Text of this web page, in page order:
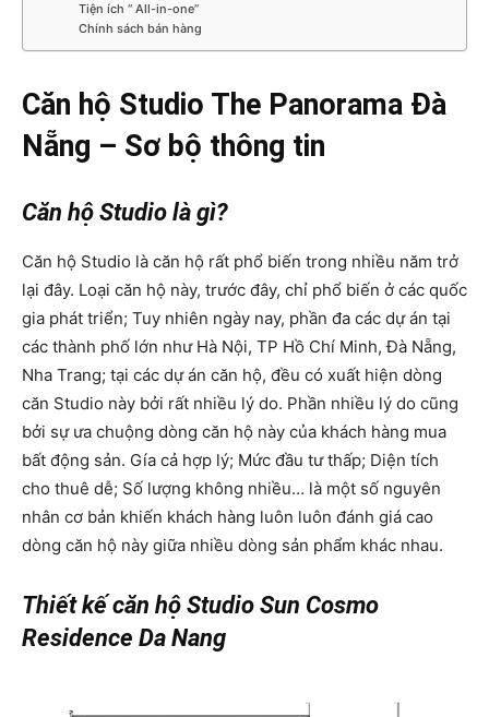
Tiện ích “ All-in-one”
Chính sách bán hàng
Căn hộ Studio The Panorama Đà
Nẵng – Sơ bộ thông tin
Căn hộ Studio là gì?
Căn hộ Studio là căn hộ rất phổ biến trong nhiều năm trở
lại đây. Loại căn hộ này, trước đây, chỉ phổ biến ở các quốc
gia phát triển; Tuy nhiên ngày nay, phần đa các dự án tại
các thành phố lớn như Hà Nội, TP Hồ Chí Minh, Đà Nẵng,
Nha Trang; tại các dự án căn hộ, đều có xuất hiện dòng
căn Studio này bởi rất nhiều lý do. Phần nhiều lý do cũng
bởi sự ưa chuộng dòng căn hộ này của khách hàng mua
bất động sản. Gía cả hợp lý; Mức đầu tư thấp; Diện tích
cho thuê dễ; Số lượng không nhiều… là một số nguyên
nhân cơ bản khiến khách hàng luôn luôn đánh giá cao
dòng căn hộ này giữa nhiều dòng sản phẩm khác nhau.
Thiết kế căn hộ Studio Sun Cosmo
Residence Da Nang